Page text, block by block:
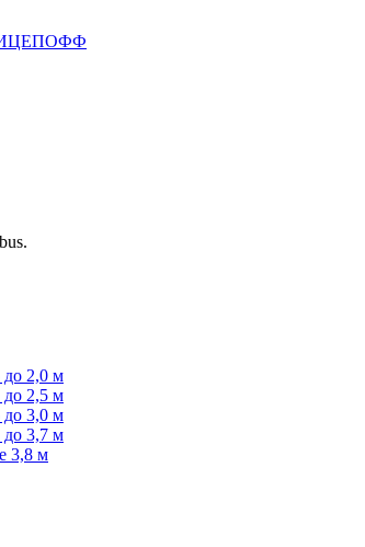
до 2,0 м
до 2,5 м
до 3,0 м
до 3,7 м
3,8 м